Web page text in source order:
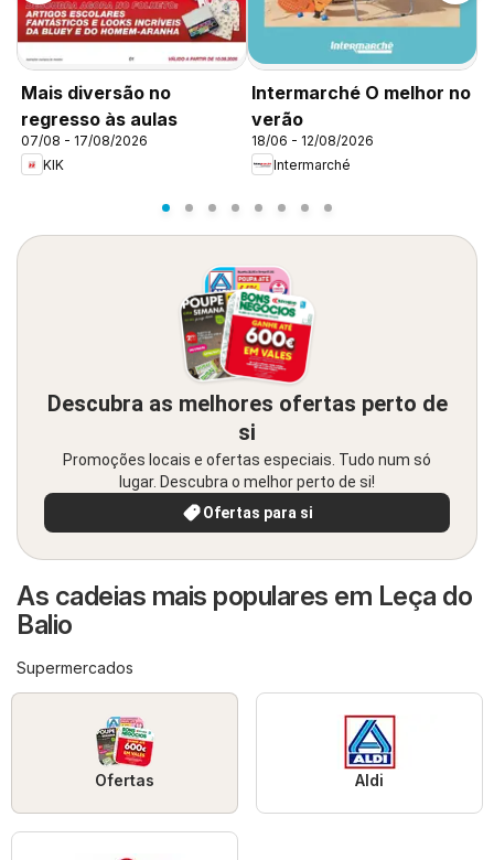
Mais diversão no
regresso às aulas
07/08 - 17/08/2026
KIK
Intermarché O melhor no
verão
18/06 - 12/08/2026
Intermarché
Descubra as melhores ofertas perto de
si
Promoções locais e ofertas especiais. Tudo num só
lugar. Descubra o melhor perto de si!
Ofertas para si
As cadeias mais populares em Leça do
Balio
Supermercados
Ofertas Aldi